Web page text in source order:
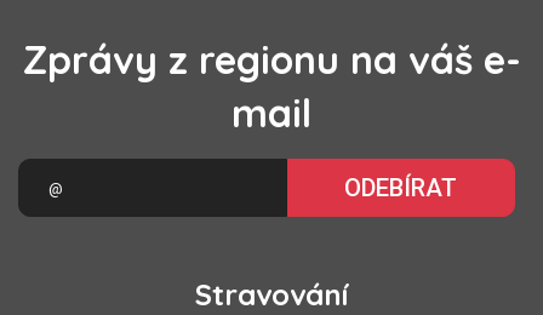
Zprávy z regionu na váš e-
mail
ODEBÍRAT
Stravování